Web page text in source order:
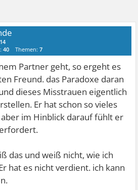
40 Themen:7
Partner geht, so ergeht es
Freund. das Paradoxe daran
dieses Misstrauen eigentlich
Er hat schon so vieles
im Hinblick darauf fühlt er
das und weiß nicht, wie ich
hat es nicht verdient. ich kann